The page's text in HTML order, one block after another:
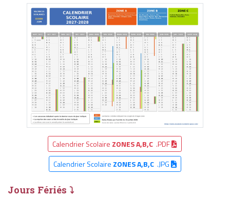
Calendrier Scolaire ZONES A,B,C .PDF
Calendrier Scolaire ZONES A,B,C.JPG
Jours Fériés ⤵